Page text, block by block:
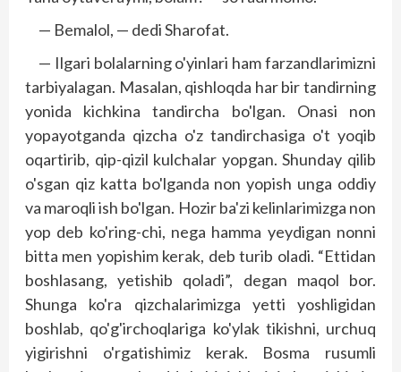
— Bemalol, — dedi Sharofat.
— Ilgari bolalarning o'yinlari ham farzandlarimizni
tarbiyalagan. Masalan, qishloqda har bir tandirning
yonida kichkina tandircha bo'lgan. Onasi non
yopayotganda qizcha o'z tandirchasiga o't yoqib
oqartirib, qip-qizil kulchalar yopgan. Shunday qilib
o'sgan qiz katta bo'lganda non yopish unga oddiy
va maroqli ish bo'lgan. Hozir ba'zi kelinlarimizga non
yop deb ko'ring-chi, nega hamma yeydigan nonni
bitta men yopishim kerak, deb turib oladi. “Ettidan
boshlasang, yetishib qoladi”, degan maqol bor.
Shunga ko'ra qizchalarimizga yetti yoshligidan
boshlab, qo'g'irchoqlariga ko'ylak tikishni, urchuq
yigirishni o'rgatishimiz kerak. Bosma rusumli